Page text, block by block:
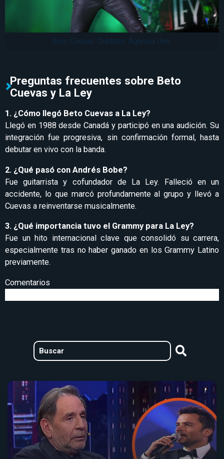
Beto Cuevas. Créditos: Agencia Uno.
Preguntas frecuentes sobre Beto
Cuevas y La Ley
1. ¿Cómo llegó Beto Cuevas a La Ley?
Llegó en 1988 desde Canadá y participó en una audición. Su
integración fue progresiva, sin confirmación formal, hasta
debutar en vivo con la banda.
2. ¿Qué pasó con Andrés Bobe?
Fue guitarrista y cofundador de La Ley. Falleció en un
accidente, lo que marcó profundamente al grupo y llevó a
Cuevas a reinventarse musicalmente.
3. ¿Qué importancia tuvo el Grammy para La Ley?
Fue un hito internacional clave que consolidó su carrera,
especialmente tras no haber ganado en los Grammy Latino
previamente.
Comentarios